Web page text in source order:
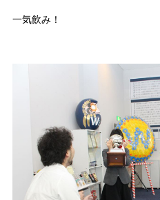
一気飲み！